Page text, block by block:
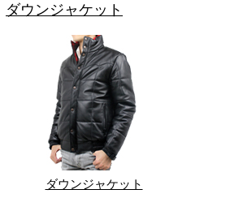
ダウンジャケット
ダウンジャケット